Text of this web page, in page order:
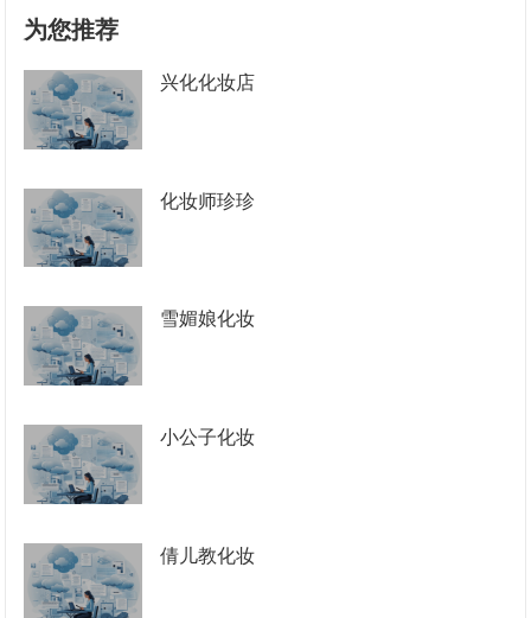
为您推荐
兴化化妆店
化妆师珍珍
雪媚娘化妆
小公子化妆
倩儿教化妆